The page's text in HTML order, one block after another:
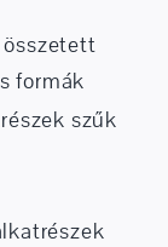
formák
szűk